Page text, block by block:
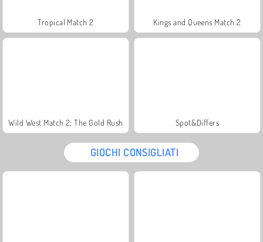
Tropical Match 2 Kings and Queens Match 2
Wild West Match 2: The Gold Rush Spot&Differs
GIOCHI CONSIGLIATI